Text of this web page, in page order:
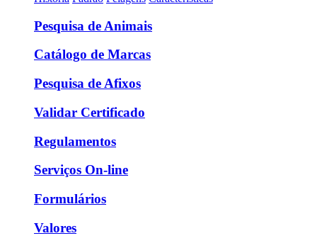
Pesquisa de Animais
Catálogo de Marcas
Pesquisa de Afixos
Validar Certificado
Regulamentos
Serviços On-line
Formulários
Valores